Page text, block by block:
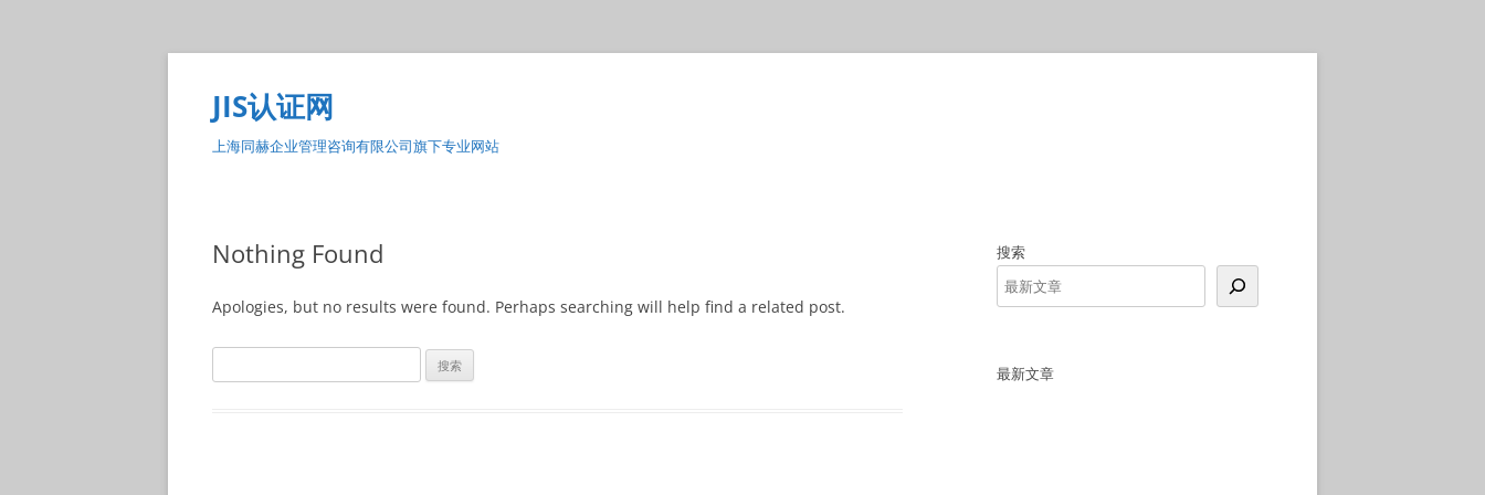
Skip
content
JIS认证网
上海同赫企业管理咨询有限公司旗下专业网站
Nothing Found
Apologies, but no results were found. Perhaps searching will help find a related post.
索：
搜索
最新文章